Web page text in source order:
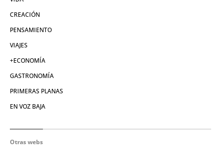
CREACIÓN
PENSAMIENTO
VIAJES
+ECONOMÍA
GASTRONOMÍA
PRIMERAS PLANAS
EN VOZ BAJA
Otras webs